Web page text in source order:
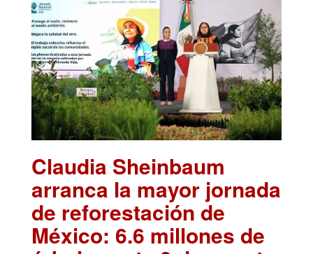
Claudia Sheinbaum
arranca la mayor jornada
de reforestación de
México: 6.6 millones de